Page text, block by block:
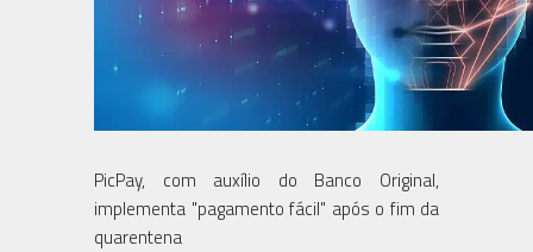
PicPay, com auxílio do Banco Original,
implementa "pagamento fácil" após o fim da
quarentena